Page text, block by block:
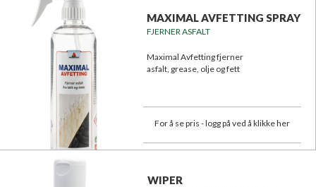
MAXIMAL AVFETTING SPRAY
FJERNER ASFALT
Maximal Avfetting fjerner
asfalt, grease, olje og fett
For å se pris - logg på ved å klikke her
WIPER